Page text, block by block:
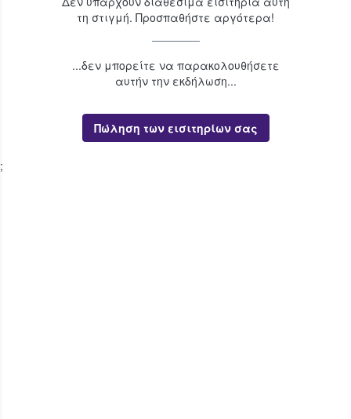
τη στιγμή. Προσπαθήστε αργότερα!
...δεν μπορείτε να παρακολουθήσετε
αυτήν την εκδήλωση...
Πώληση των εισιτηρίων σας
;